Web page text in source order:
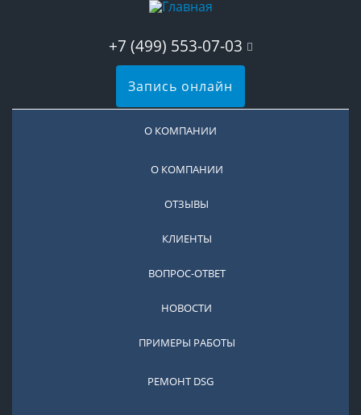
+7 (499) 553-07-03
Запись онлайн
О КОМПАНИИ
О КОМПАНИИ
ОТЗЫВЫ
КЛИЕНТЫ
ВОПРОС-ОТВЕТ
НОВОСТИ
ПРИМЕРЫ РАБОТЫ
РЕМОНТ DSG